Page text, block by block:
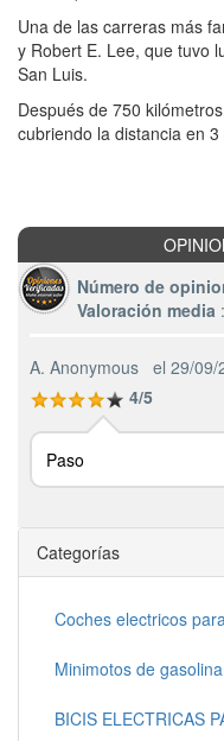
Una de las carreras más
y Robert E. Lee, que tuvo
San Luis.
Después de 750
cubriendo la distancia en
Número de
Valoración media
A. Anonymous el 29/09/
4/5
Paso
Categorías
Coches electricos
Minimotos de
BICIS ELECTRICAS